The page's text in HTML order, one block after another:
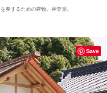
奏するための建物。神楽堂。
Save